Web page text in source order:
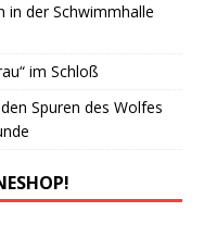
in der Schwimmhalle
im Schloß
Spuren des Wolfes